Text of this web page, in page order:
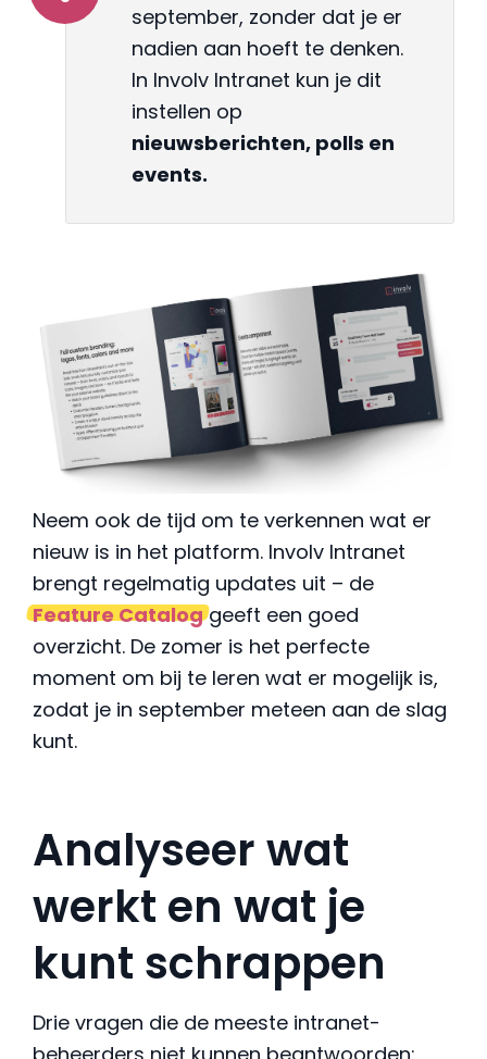
september, zonder dat je er
nadien aan hoeft te denken.
In Involv Intranet kun je dit
instellen op
nieuwsberichten, polls en
events.
Neem ook de tijd om te verkennen wat er
nieuw is in het platform. Involv Intranet
brengt regelmatig updates uit – de
Feature Cataloggeeft een goed
overzicht. De zomer is het perfecte
moment om bij te leren wat er mogelijk is,
zodat je in september meteen aan de slag
kunt.
Analyseer wat
werkt en wat je
kunt schrappen
Drie vragen die de meeste intranet-